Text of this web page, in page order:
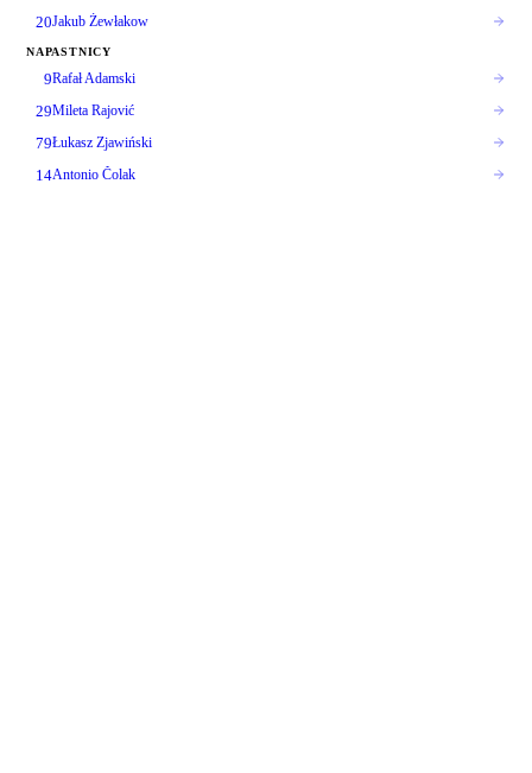
20Jakub Żewłakow
NAPASTNICY
9Rafał Adamski
29Mileta Rajović
79Łukasz Zjawiński
14Antonio Čolak